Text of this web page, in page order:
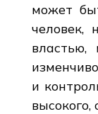
может
человек,
и
высокого,